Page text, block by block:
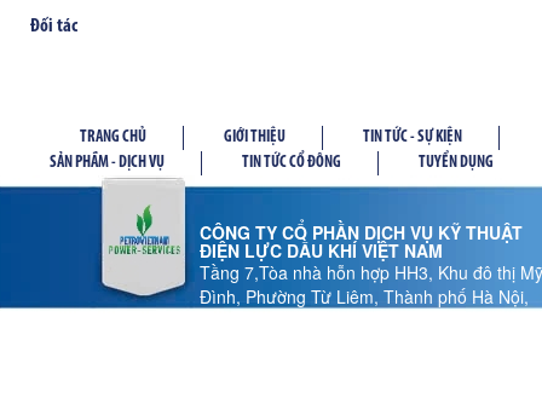
Đối tác
TRANG CHỦ GIỚI THIỆU
TIN TỨC - SỰ KIỆN
SẢN PHẦM - DỊCH VỤ
TIN TỨC CỔ ĐÔNG TUYỂN DỤNG
CÔNG TY CỔ PHẦN DỊCH VỤ KỸ THUẬT
ĐIỆN LỰC DẦU KHÍ VIỆT NAM
Tầng 7,Tòa nhà hỗn hợp HH3, Khu đô thị Mỹ
Đình, Phường Từ Liêm, Thành phố Hà Nội,